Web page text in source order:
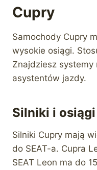
Cupry
Samochody Cupry
wysokie osiągi.
Znajdziesz
asystentów jazdy.
Silniki i osiągi
Silniki Cupry mają
do SEAT-a. Cupra
SEAT Leon ma do